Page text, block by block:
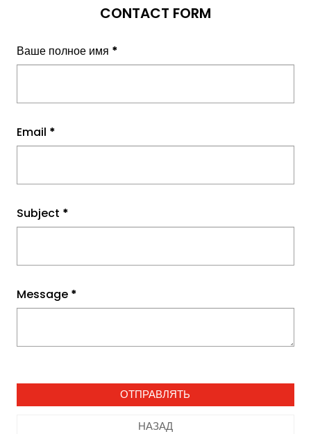
CONTACT FORM
Ваше полное имя *
Email *
Subject *
Message *
НАЗАД